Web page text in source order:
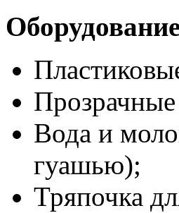
Вода и
гуашью);
Тряпочка